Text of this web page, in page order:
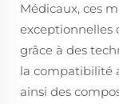
Médicaux, ces
exceptionnelles
grâce à des
la compatibilité
ainsi des